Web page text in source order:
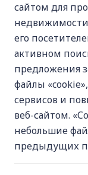
сайтом для
недвижимости
его
активном
предложения
файлы
сервисов и
веб-сайтом.
небольшие
предыдущих